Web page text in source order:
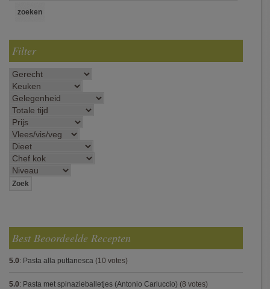
Filter
Best Beoordeelde Recepten
5.0: Pasta alla puttanesca (10 votes)
5.0: Pasta met spinazieballetjes (Antonio Carluccio) (8 votes)